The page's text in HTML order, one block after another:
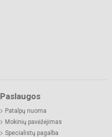
Paslaugos
Patalpų nuoma
Mokinių pavėžėjimas
Specialistų pagalba